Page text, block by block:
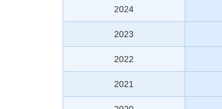
2024
2023
2022
2021